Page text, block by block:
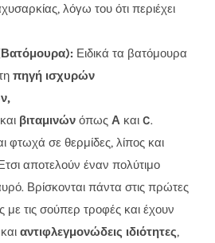
λόγω του ότι περιέχει
Ειδικά τα βατόμουρα
πηγή ισχυρών
και βιταμινών όπως Α και C.
φτωχά σε θερμίδες, λίπος και
αποτελούν έναν πολύτιμο
Βρίσκονται πάντα στις πρώτες
με τις σούπερ τροφές και έχουν
και αντιφλεγμονώδεις ιδιότητες,